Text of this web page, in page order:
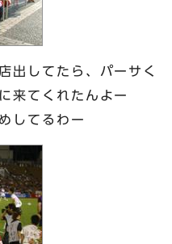
出してたら、パーサく
来てくれたんよー
してるわー